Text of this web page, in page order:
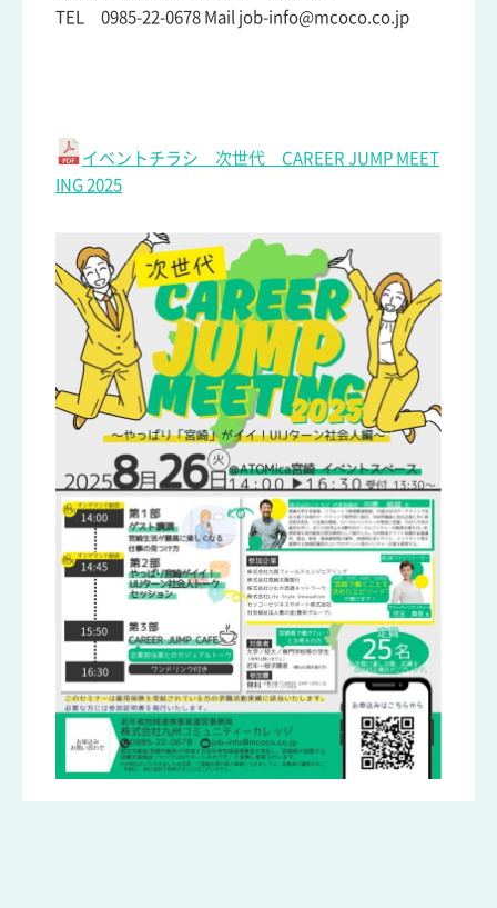
TEL 0985-22-0678 Mail job-info@mcoco.co.jp
イベントチラシ 次世代 CAREER JUMP MEET
ING 2025